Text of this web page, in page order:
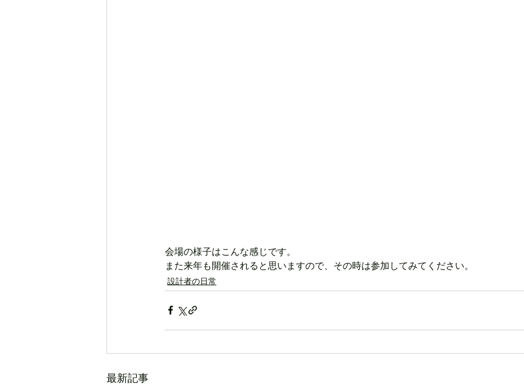
会場の様子はこんな感じです。
また来年も開催されると思いますので、その時は参加してみてください。
設計者の日常
最新記事